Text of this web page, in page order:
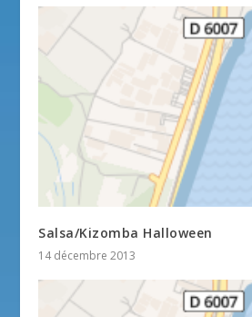
Salsa/Kizomba Halloween
14 décembre 2013